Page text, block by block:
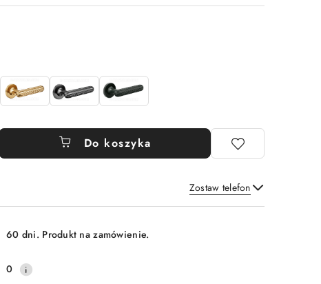
Do koszyka
Zostaw telefon
Wyślij
60 dni. Produkt na zamówienie.
0